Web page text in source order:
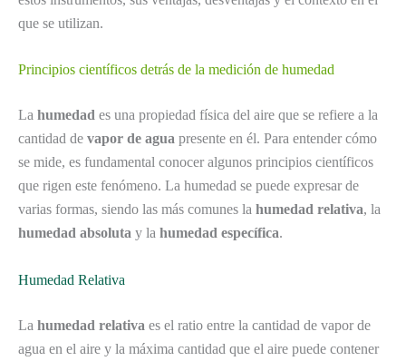
que se utilizan.
Principios científicos detrás de la medición de humedad
La humedad es una propiedad física del aire que se refiere a la
cantidad de vapor de agua presente en él. Para entender cómo
se mide, es fundamental conocer algunos principios científicos
que rigen este fenómeno. La humedad se puede expresar de
varias formas, siendo las más comunes la humedad relativa, la
humedad absoluta y la humedad específica.
Humedad Relativa
La humedad relativa es el ratio entre la cantidad de vapor de
agua en el aire y la máxima cantidad que el aire puede contener